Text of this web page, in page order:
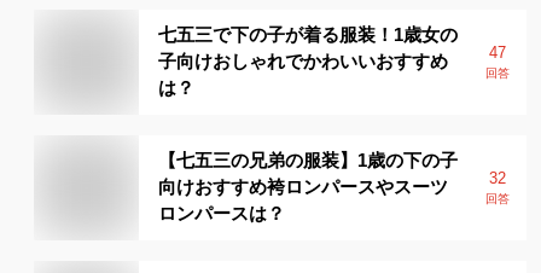
七五三で下の子が着る服装！1歳女の
子向けおしゃれでかわいいおすすめ
は？
47
回答
【七五三の兄弟の服装】1歳の下の子
向けおすすめ袴ロンパースやスーツ
ロンパースは？
32
回答